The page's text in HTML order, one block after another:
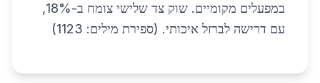
במפעלים מקומיים. שוק צד שלישי צומח ב-18%,
עם דרישה לברזל איכותי. (ספירת מילים: 1123)